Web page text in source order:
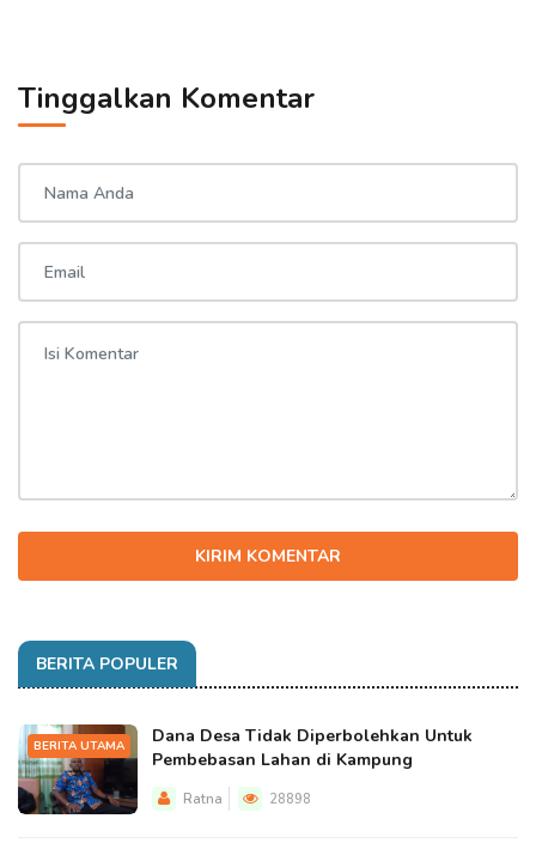
Tinggalkan Komentar
KIRIM KOMENTAR
BERITA POPULER
BERITA UTAMA
Dana Desa Tidak Diperbolehkan Untuk
Pembebasan Lahan di Kampung
Ratna 28898